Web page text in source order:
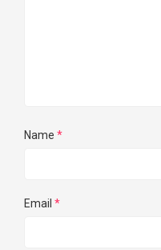
Name *
Email *